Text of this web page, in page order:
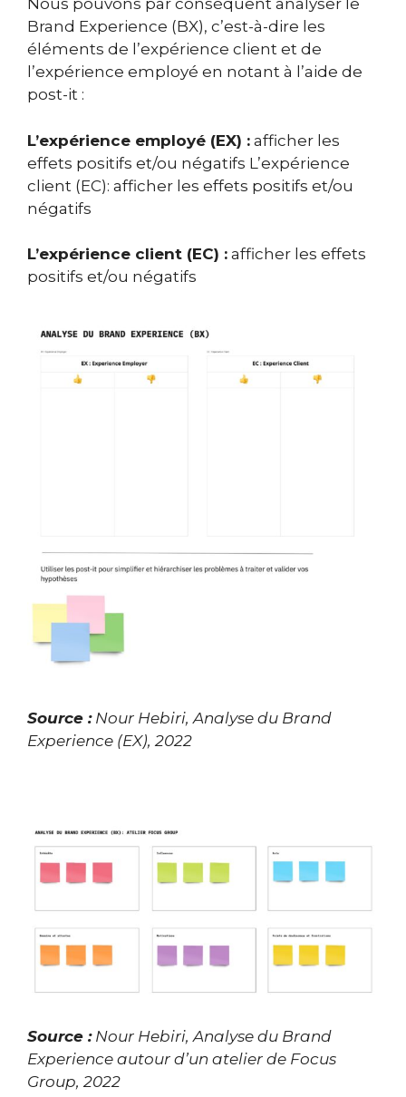
Nous pouvons par conséquent analyser le
Brand Experience (BX), c’est-à-dire les
éléments de l’expérience client et de
l’expérience employé en notant à l’aide de
post-it :
L’expérience employé (EX) : afficher les
effets positifs et/ou négatifs L’expérience
client (EC): afficher les effets positifs et/ou
négatifs
L’expérience client (EC) : afficher les effets
positifs et/ou négatifs
Source :Nour Hebiri, Analyse du Brand
Experience (EX), 2022
Source :Nour Hebiri, Analyse du Brand
Experience autour d’un atelier de Focus
Group, 2022